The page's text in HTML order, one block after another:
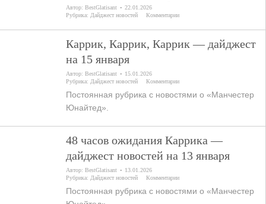
Автор:BestGlatisant
22.01.2026
Рубрика: Дайджест новостей Комментарии
Каррик, Каррик, Каррик — дайджест
на 15 января
Автор:BestGlatisant
15.01.2026
Рубрика: Дайджест новостей Комментарии
Постоянная рубрика с новостями о «Манчестер
Юнайтед».
48 часов ожидания Каррика —
дайджест новостей на 13 января
Автор:BestGlatisant
13.01.2026
Рубрика: Дайджест новостей Комментарии
Постоянная рубрика с новостями о «Манчестер